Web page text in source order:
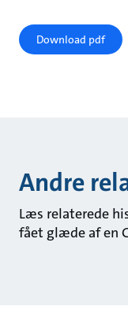
Download pdf
Andre
Læs relaterede
fået glæde af en